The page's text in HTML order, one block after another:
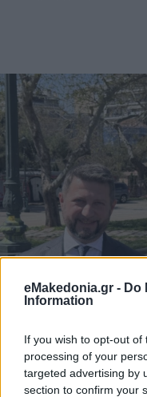
eMakedonia.gr - Do
Information
If you wish to opt-out
processing of your
targeted advertising by
section to confirm your